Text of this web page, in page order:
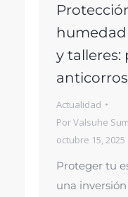
y talleres:
Actualidad
PorValsuhe
octubre 15, 2025
Proteger tu
una